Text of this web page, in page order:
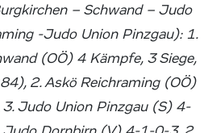
– Schwand – Judo
-Judo Union Pinzgau): 1.
(OÖ) 4 Kämpfe, 3 Siege,
2. Askö Reichraming (OÖ)
Judo Union Pinzgau (S) 4-